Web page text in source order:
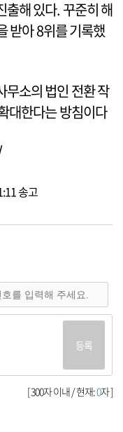
출해 있다. 꾸준히 해
받아 8위를 기록했
무소의 법인 전환 작
대한다는 방침이다
송고
등록
[ 300자 이내 / 현재:0자 ]